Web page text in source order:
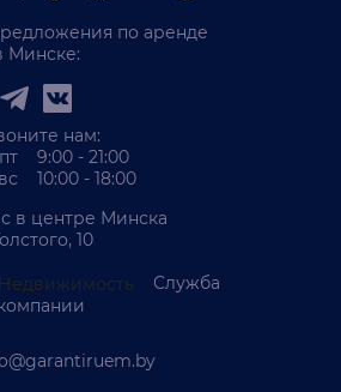
по аренде
Минске:
нам:
9:00 - 21:00
10:00 - 18:00
в центре Минска
10
Служба